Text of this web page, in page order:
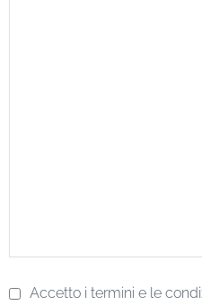
Accetto i termini e le